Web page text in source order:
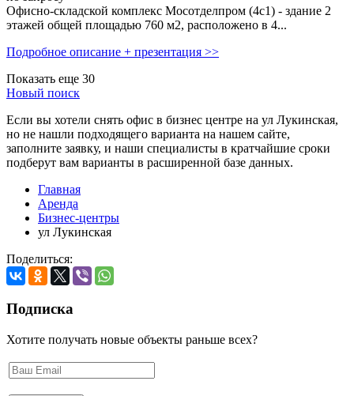
Офисно-складской комплекс Мосотделпром (4с1) - здание 2
этажей общей площадью 760 м2, расположено в 4...
Подробное описание + презентация >>
Показать еще 30
Новый поиск
Если вы хотели снять офис в бизнес центре на ул Лукинская,
но не нашли подходящего варианта на нашем сайте,
заполните заявку, и наши специалисты в кратчайшие сроки
подберут вам варианты в расширенной базе данных.
Главная
Аренда
Бизнес-центры
ул Лукинская
Поделиться:
Подписка
Хотите получать новые объекты раньше всех?